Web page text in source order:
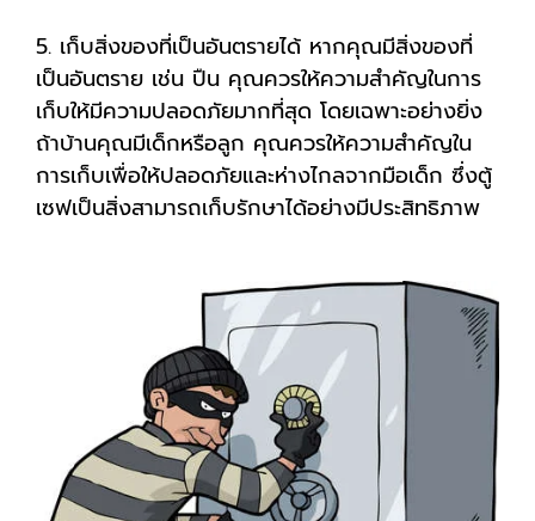
5. เก็บสิ่งของที่เป็นอันตรายได้ หากคุณมีสิ่งของที่
เป็นอันตราย เช่น ปืน คุณควรให้ความสำคัญในการ
เก็บให้มีความปลอดภัยมากที่สุด โดยเฉพาะอย่างยิ่ง
ถ้าบ้านคุณมีเด็กหรือลูก คุณควรให้ความสำคัญใน
การเก็บเพื่อให้ปลอดภัยและห่างไกลจากมือเด็ก ซึ่งตู้
เซฟเป็นสิ่งสามารถเก็บรักษาได้อย่างมีประสิทธิภาพ